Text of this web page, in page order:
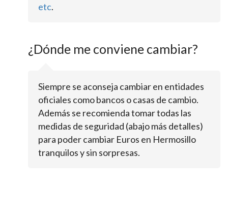
etc.
¿Dónde me conviene cambiar?
Siempre se aconseja cambiar en entidades
oficiales como bancos o casas de cambio.
Además se recomienda tomar todas las
medidas de seguridad (abajo más detalles)
para poder cambiar Euros en Hermosillo
tranquilos y sin sorpresas.